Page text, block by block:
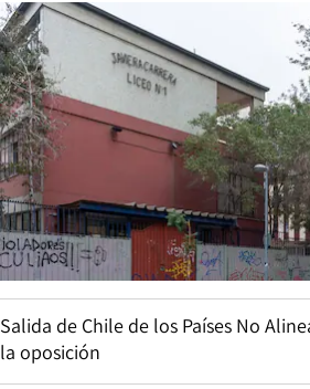
Salida de Chile de los Países No
la oposición